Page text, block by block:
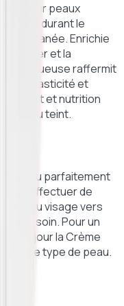
pour peaux
agir durant le
cutanée. Enrichie
butter et la
luxueuse raffermit
élasticité et
confort et nutrition
du teint.
le cou parfaitement
Effectuer de
du visage vers
du soin. Pour un
le jour la Crème
à votre type de peau.